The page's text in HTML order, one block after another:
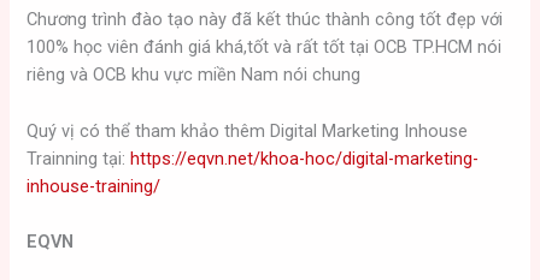
Chương trình đào tạo này đã kết thúc thành công tốt đẹp với
100% học viên đánh giá khá,tốt và rất tốt tại OCB TP.HCM nói
riêng và OCB khu vực miền Nam nói chung
Quý vị có thể tham khảo thêm Digital Marketing Inhouse
Trainning tại:https://eqvn.net/khoa-hoc/digital-marketing-
inhouse-training/
EQVN